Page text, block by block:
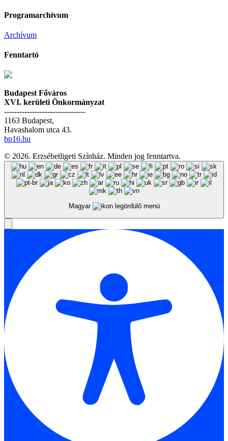
Programarchívum
Archívum
Fenntartó
Budapest Főváros
XVI. kerületi Önkormányzat
--------------------------------
1163 Budapest,
Havashalom utca 43.
bp16.hu
© 2026. Erzsébetligeti Színház. Minden jog fenntartva.
Magyar